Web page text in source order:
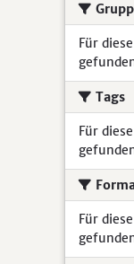
Für
Tags
Für
Für